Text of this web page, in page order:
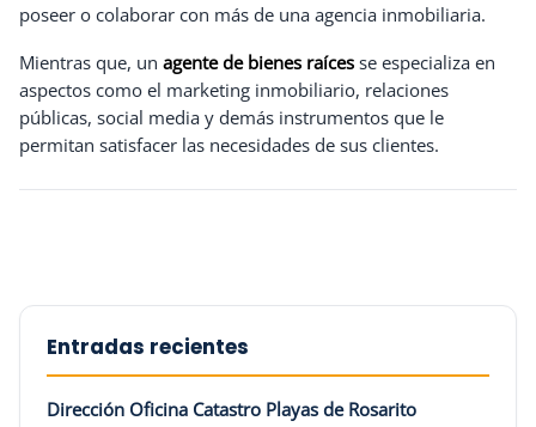
poseer o colaborar con más de una agencia inmobiliaria.
Mientras que, un agente de bienes raíces se especializa en
aspectos como el marketing inmobiliario, relaciones
públicas, social media y demás instrumentos que le
permitan satisfacer las necesidades de sus clientes.
Entradas recientes
Dirección Oficina Catastro Playas de Rosarito